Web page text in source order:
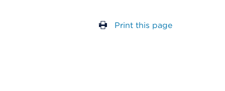
Print this page